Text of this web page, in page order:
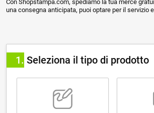
Con Shopstampa.com, spediamo la tua merce
una consegna anticipata, puoi optare per il servizio
1 Seleziona il tipo di prodotto